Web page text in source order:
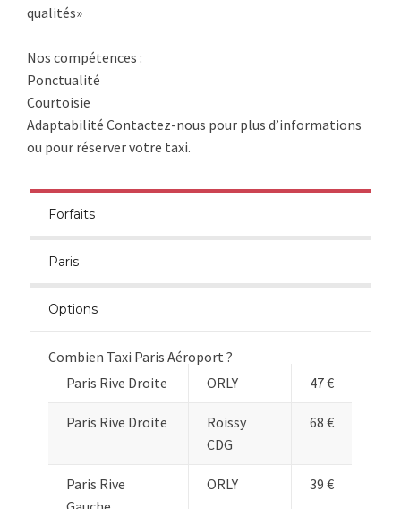
qualités»
Nos compétences :
Ponctualité
Courtoisie
Adaptabilité Contactez-nous pour plus d’informations
ou pour réserver votre taxi.
Forfaits
Paris
Options
Combien Taxi Paris Aéroport ?
Paris Rive Droite
ORLY 47 €
Paris Rive Droite
Roissy
CDG
68 €
Paris Rive
ORLY 39 €